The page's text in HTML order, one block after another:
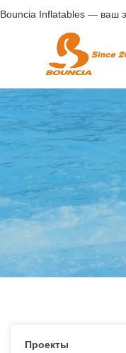
Bouncia Inflatables — ваш
Проекты